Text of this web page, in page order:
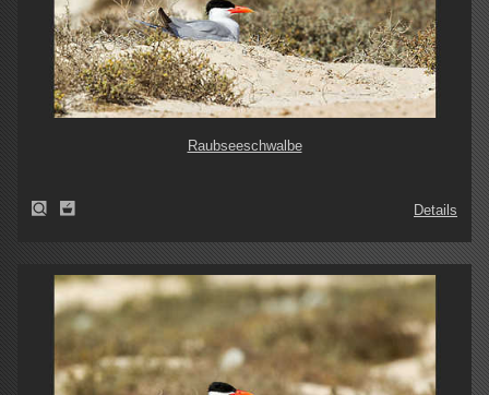
Raubseeschwalbe
Details